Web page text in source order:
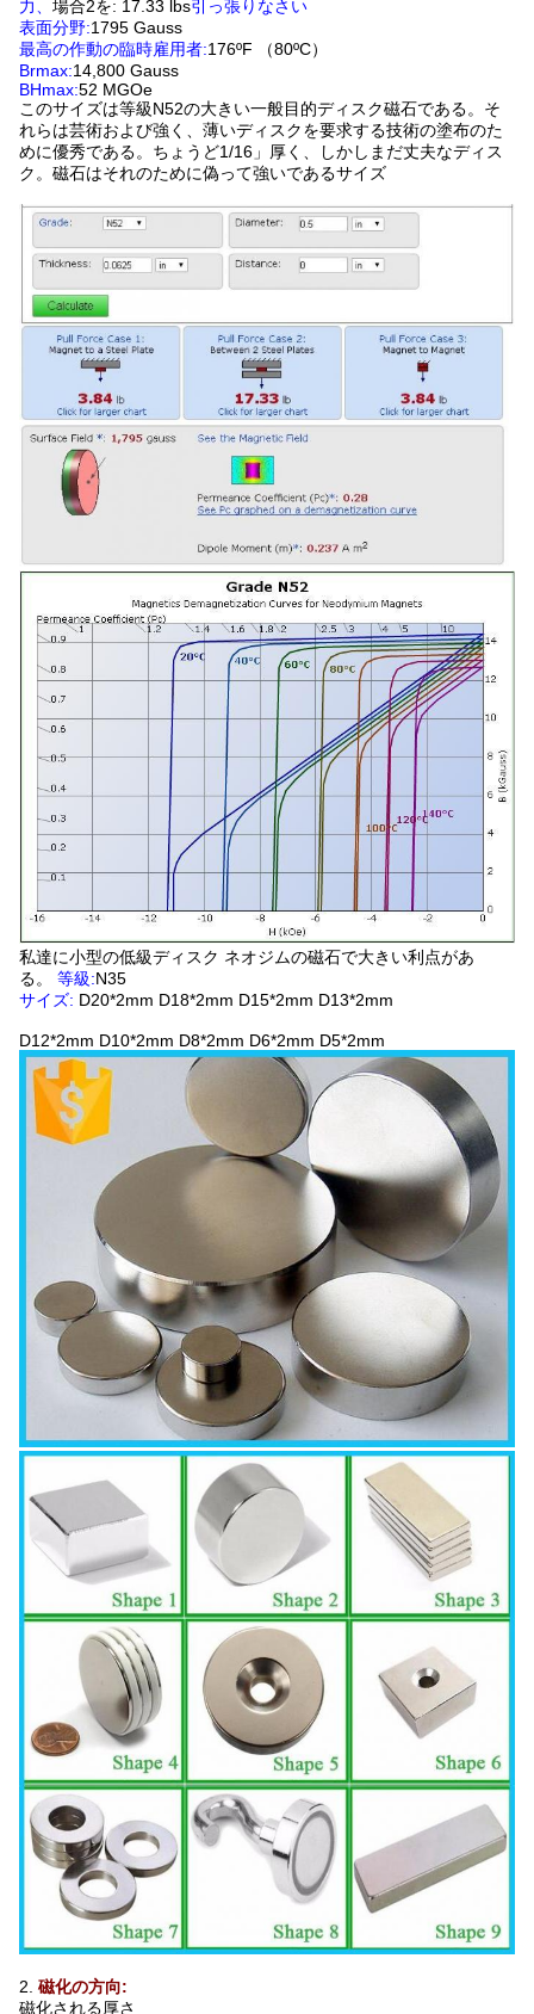
力、 場合2を: 17.33 lbs引っ張りなさい
表面分野:1795 Gauss
最高の作動の臨時雇用者:176ºF （80ºC）
Brmax:14,800 Gauss
BHmax:52 MGOe
このサイズは等級N52の大きい一般目的ディスク磁石である。そ
れらは芸術および強く、薄いディスクを要求する技術の塗布のた
めに優秀である。ちょうど1/16」厚く、しかしまだ丈夫なディス
ク。磁石はそれのために偽って強いであるサイズ
私達に小型の低級ディスク ネオジムの磁石で大きい利点があ
る。 等級:N35
サイズ: D20*2mm D18*2mm D15*2mm D13*2mm
D12*2mm D10*2mm D8*2mm D6*2mm D5*2mm
2. 磁化の方向:
磁化される厚さ